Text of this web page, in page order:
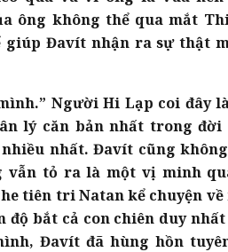
ông không thể qua mắt
Đavít nhận ra sự thật
Người Hi Lạp coi đây
lý căn bản nhất trong
nhất. Đavít cũng
vẫn tỏ ra là một vị minh
tiên tri Natan kể chuyện
độ bắt cả con chiên duy
Đavít đã hùng hồn